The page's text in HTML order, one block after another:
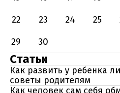
22
23 24 25
29
30
Статьи
Как развить у ребенка
советы родителям
Как человек сам себя